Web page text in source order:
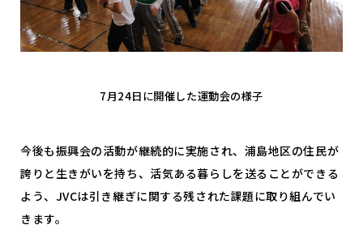
7月24日に開催した運動会の様子
今後も振興会の活動が継続的に実施され、浦島地区の住民が
誇りと生きがいを持ち、活気ある暮らしを送ることができる
よう、JVCは引き継ぎに関する残された課題に取り組んでい
きます。